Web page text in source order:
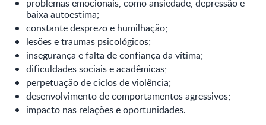
problemas emocionais, como ansiedade, depressão e
baixa autoestima;
constante desprezo e humilhação;
lesões e traumas psicológicos;
insegurança e falta de confiança da vítima;
dificuldades sociais e acadêmicas;
perpetuação de ciclos de violência;
desenvolvimento de comportamentos agressivos;
impacto nas relações e oportunidades.